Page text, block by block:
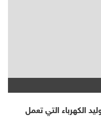
الكهرباء التي تعمل